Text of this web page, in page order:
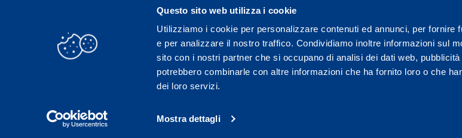
Questo sito web utilizza i cookie
Utilizziamo i cookie per personalizzare contenuti ed annunci, per fornire
e per analizzare il nostro traffico. Condividiamo inoltre informazioni sul
sito con i nostri partner che si occupano di analisi dei dati web,
potrebbero combinarle con altre informazioni che ha fornito loro o che
dei loro servizi.
Mostra dettagli
Altri
C.F./P.IVA 02431330121 / Tel.0331 575757 - Fax 0331 575728 /